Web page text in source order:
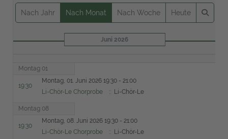
Nach Jahr Nach Monat Nach Woche Heute
Juni 2026
Montag 01
19:30
Montag, 01. Juni 2026 19:30 - 21:00
Li-Chör-Le Chorprobe
:: Li-Chör-Le
Montag 08
19:30
Montag, 08. Juni 2026 19:30 - 21:00
Li-Chör-Le Chorprobe
:: Li-Chör-Le